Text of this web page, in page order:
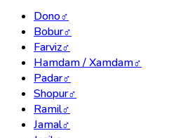
Dono♂
Bobur♂
Farviz♂
Hamdam / Xamdam♂
Padar♂
Shopur♂
Ramil♂
Jamal♂